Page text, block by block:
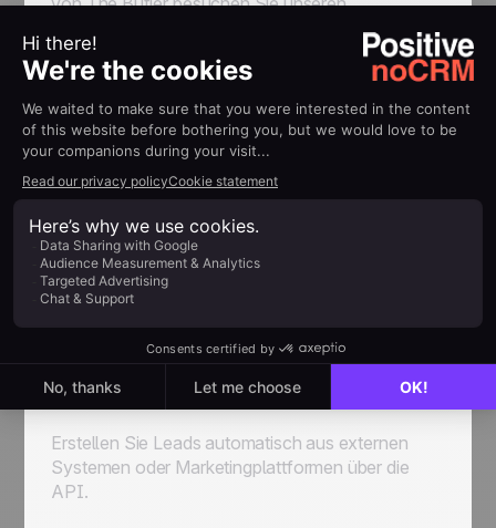
Praktische
Anwendungen vonThe
Butler
The Butlerlässt sich nahtlos in No-Code-
Plattformen wie Zapier und Make integrieren und
ermöglicht verschiedene automatisierte
Workflows:
1. Automatisierte Lead-
Erstellung
Erstellen Sie Leads automatisch aus externen
Systemen oder Marketingplattformen über die
API.